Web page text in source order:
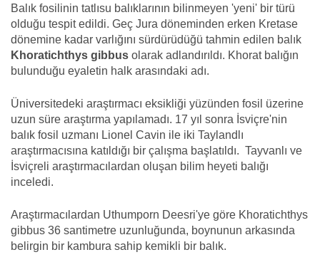
Balık fosilinin tatlısu balıklarının bilinmeyen 'yeni' bir türü
olduğu tespit edildi. Geç Jura döneminden erken Kretase
dönemine kadar varlığını sürdürüdüğü tahmin edilen balık
Khoratichthys gibbus olarak adlandırıldı. Khorat balığın
bulunduğu eyaletin halk arasındaki adı.
Üniversitedeki araştırmacı eksikliği yüzünden fosil üzerine
uzun süre araştırma yapılamadı. 17 yıl sonra İsviçre'nin
balık fosil uzmanı Lionel Cavin ile iki Taylandlı
araştırmacısına katıldığı bir çalışma başlatıldı. Tayvanlı ve
İsviçreli araştırmacılardan oluşan bilim heyeti balığı
inceledi.
Araştırmacılardan Uthumporn Deesri'ye göre Khoratichthys
gibbus 36 santimetre uzunluğunda, boynunun arkasında
belirgin bir kambura sahip kemikli bir balık.